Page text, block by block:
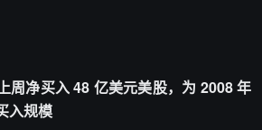
周净买入 48 亿美元美股，为 2008 年
入规模